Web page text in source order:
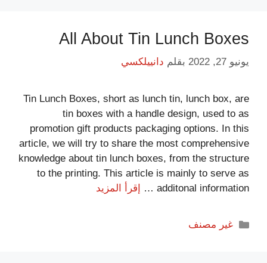
All About Tin Lunch Boxes
يونيو 27, 2022 بقلم دانييلكسي
Tin Lunch Boxes, short as lunch tin, lunch box, are
tin boxes with a handle design, used to as
promotion gift products packaging options. In this
article, we will try to share the most comprehensive
knowledge about tin lunch boxes, from the structure
to the printing. This article is mainly to serve as
additonal information …
إقرأ المزيد
غير مصنف